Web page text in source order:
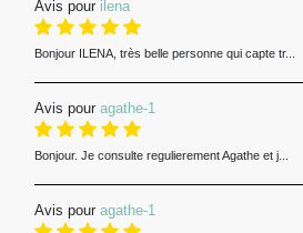
Avis pour ilena
Bonjour ILENA, très belle personne qui capte tr...
Avis pour agathe-1
Bonjour. Je consulte regulierement Agathe et j...
Avis pour agathe-1